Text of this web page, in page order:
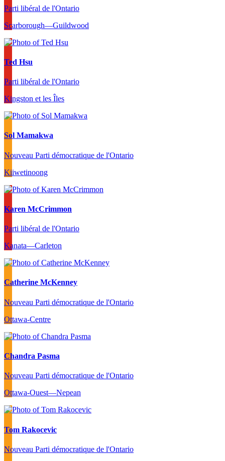
Parti libéral de l'Ontario
Scarborough—Guildwood
Ted Hsu
Parti libéral de l'Ontario
Kingston et les Îles
Sol Mamakwa
Nouveau Parti démocratique de l'Ontario
Kiiwetinoong
Karen McCrimmon
Parti libéral de l'Ontario
Kanata—Carleton
Catherine McKenney
Nouveau Parti démocratique de l'Ontario
Ottawa-Centre
Chandra Pasma
Nouveau Parti démocratique de l'Ontario
Ottawa-Ouest—Nepean
Tom Rakocevic
Nouveau Parti démocratique de l'Ontario